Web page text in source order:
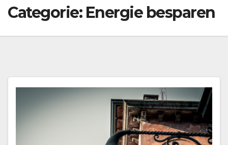
Categorie: Energie besparen